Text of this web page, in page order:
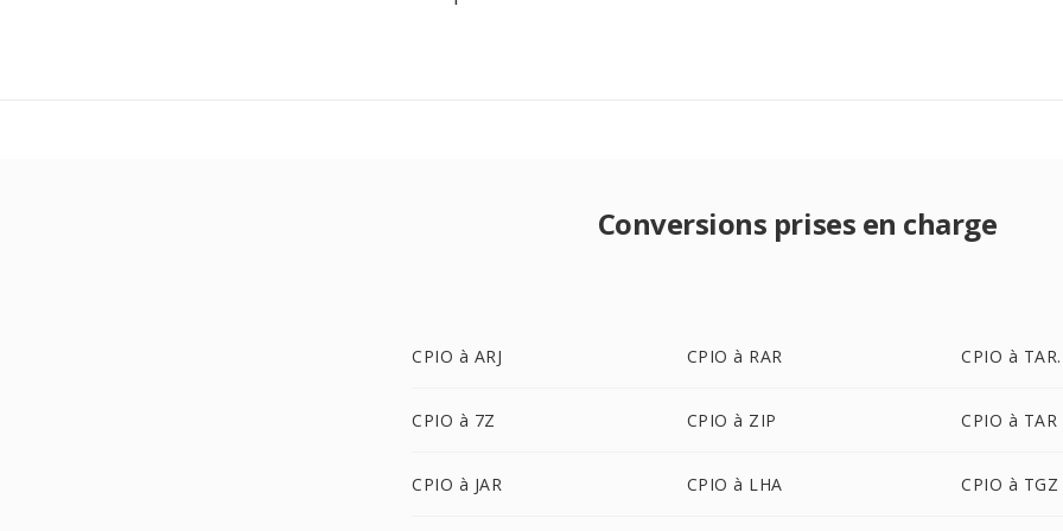
Conversions prises en charge
CPIO à ARJ CPIO à RAR CPIO à
CPIO à 7Z CPIO à ZIP CPIO à TAR
CPIO à JAR CPIO à LHA CPIO à TGZ